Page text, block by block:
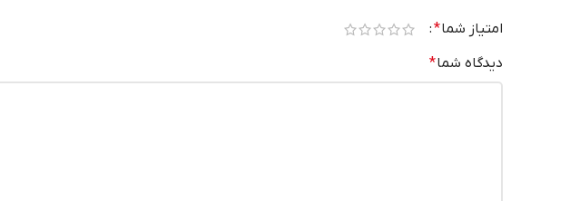
امتیاز شما*
دیدگاه شما*